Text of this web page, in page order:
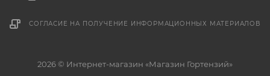
СОГЛАСИЕ НА ПОЛУЧЕНИЕ ИНФОРМАЦИОННЫХ МАТЕРИАЛОВ
2026 © Интернет-магазин «Магазин Гортензий»